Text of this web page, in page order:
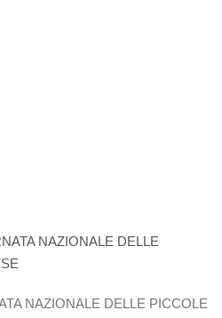
NAZIONALE DELLE PICCOLE